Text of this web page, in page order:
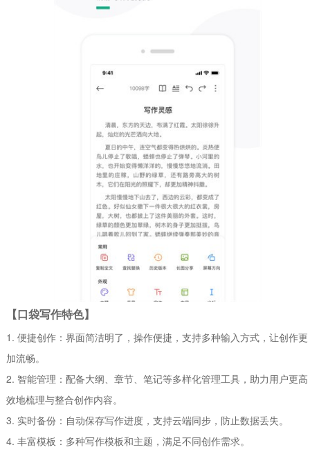
【口袋写作特色】
1. 便捷创作：界面简洁明了，操作便捷，支持多种输入方式，让创作更
加流畅。
2. 智能管理：配备大纲、章节、笔记等多样化管理工具，助力用户更高
效地梳理与整合创作内容。
3. 实时备份：自动保存写作进度，支持云端同步，防止数据丢失。
4. 丰富模板：多种写作模板和主题，满足不同创作需求。